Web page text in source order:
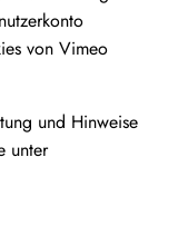
von Vimeo
und Hinweise
unter